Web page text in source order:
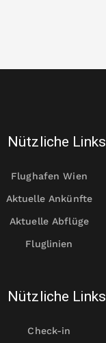
Nützliche Links
Flughafen Wien
Aktuelle Ankünfte
Aktuelle Abflüge
Fluglinien
Nützliche Links
Check-in